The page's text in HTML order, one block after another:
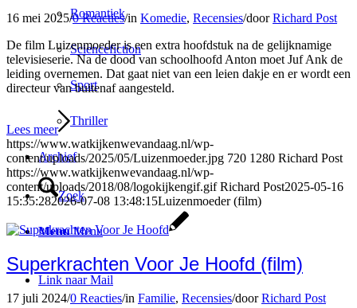
Romantiek
Sciencefiction
Sport
Thriller
Archief
Zoek
Menu Menu
Link naar Mail
16 mei 2025/0 Reacties/in Komedie, Recensies/doorRichard Post
De film Luizenmoeder is een extra hoofdstuk na de gelijknamige
televisieserie. Na de dood van schoolhoofd Anton moet Juf Ank de
leiding overnemen. Dat gaat niet van een leien dakje en er wordt een
directeur van buitenaf aangesteld.
Lees meer
https://www.watkijkenwevandaag.nl/wp-
content/uploads/2025/05/Luizenmoeder.jpg 720 1280 Richard Post
https://www.watkijkenwevandaag.nl/wp-
content/uploads/2018/08/logokijkengif.gif Richard Post2025-05-16
15:35:282026-07-08 13:48:15Luizenmoeder (film)
Superkrachten Voor Je Hoofd (film)
17 juli 2024/0 Reacties/in Familie, Recensies/doorRichard Post